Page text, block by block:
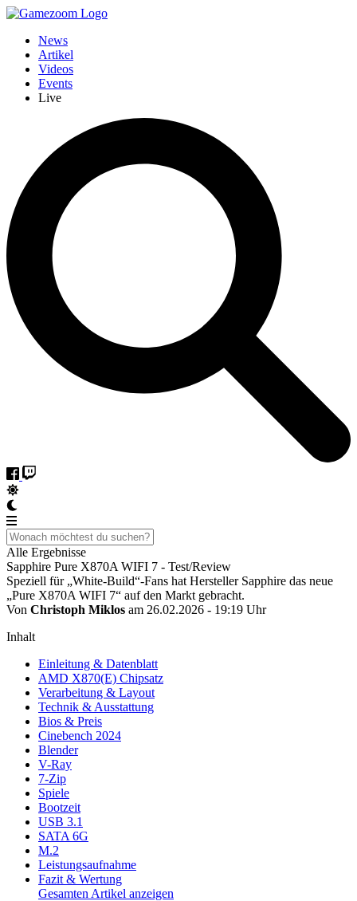
News
Artikel
Videos
Events
Live
Alle Ergebnisse
Sapphire Pure X870A WIFI 7 - Test/Review
Speziell für „White-Build“-Fans hat Hersteller Sapphire das neue
„Pure X870A WIFI 7“ auf den Markt gebracht.
Von Christoph Miklos am 26.02.2026 - 19:19 Uhr
Inhalt
Einleitung & Datenblatt
AMD X870(E) Chipsatz
Verarbeitung & Layout
Technik & Ausstattung
Bios & Preis
Cinebench 2024
Blender
V-Ray
7-Zip
Spiele
Bootzeit
USB 3.1
SATA 6G
M.2
Leistungsaufnahme
Fazit & Wertung
Gesamten Artikel anzeigen